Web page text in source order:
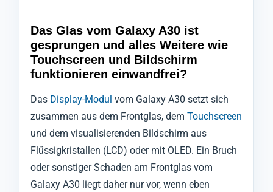
Das Glas vom Galaxy A30 ist
gesprungen und alles Weitere wie
Touchscreen und Bildschirm
funktionieren einwandfrei?
Das Display-Modul vom Galaxy A30 setzt sich
zusammen aus dem Frontglas, dem Touchscreen
und dem visualisierenden Bildschirm aus
Flüssigkristallen (LCD) oder mit OLED. Ein Bruch
oder sonstiger Schaden am Frontglas vom
Galaxy A30 liegt daher nur vor, wenn eben